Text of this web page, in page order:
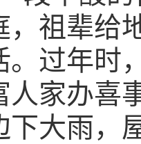
，祖辈给
。过年时
人家办喜
下大雨，